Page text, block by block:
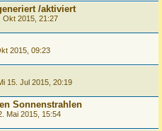
/aktiviert
Okt 2015, 21:27
2015, 09:23
15. Jul 2015, 20:19
Sonnenstrahlen
Mai 2015, 15:54